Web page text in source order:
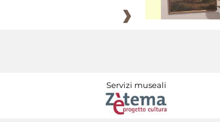
Servizi museali